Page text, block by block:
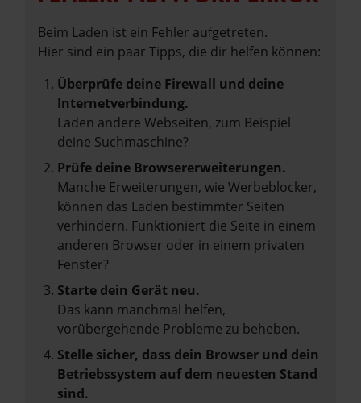
Beim Laden ist ein Fehler aufgetreten.
Hier sind ein paar Tipps, die dir helfen können:
Überprüfe deine Firewall und deine
Internetverbindung.
Laden andere Webseiten, zum Beispiel
deine Suchmaschine?
Prüfe deine Browsererweiterungen.
Manche Erweiterungen, wie Werbeblocker,
können das Laden bestimmter Seiten
verhindern. Funktioniert die Seite in einem
anderen Browser oder in einem privaten
Fenster?
Starte dein Gerät neu.
Das kann manchmal helfen,
vorübergehende Probleme zu beheben.
Stelle sicher, dass dein Browser und dein
Betriebssystem auf dem neuesten Stand
sind.